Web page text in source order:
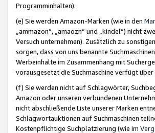
Programminhalten).
(e) Sie werden Amazon-Marken (wie in den
„ammazon“, „amaozn“ und „kindel“) nicht
Versuch unternehmen). Zusätzlich zu
sorgen, dass von uns benannte
Werbeinhalte im Zusammenhang mit
vorausgesetzt die Suchmaschine verfügt
(f) Sie werden nicht auf Schlagwörter,
Amazon oder unseren verbundenen
nicht abschließende Liste unserer Marken
Schlagwortauktionen auf Suchmaschinen
Kostenpflichtige Suchplatzierung (wie im